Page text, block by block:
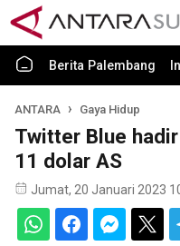
Berita Palembang
ANTARA Gaya Hidup
Twitter Blue
11 dolar AS
Jumat, 20 Januari 2023